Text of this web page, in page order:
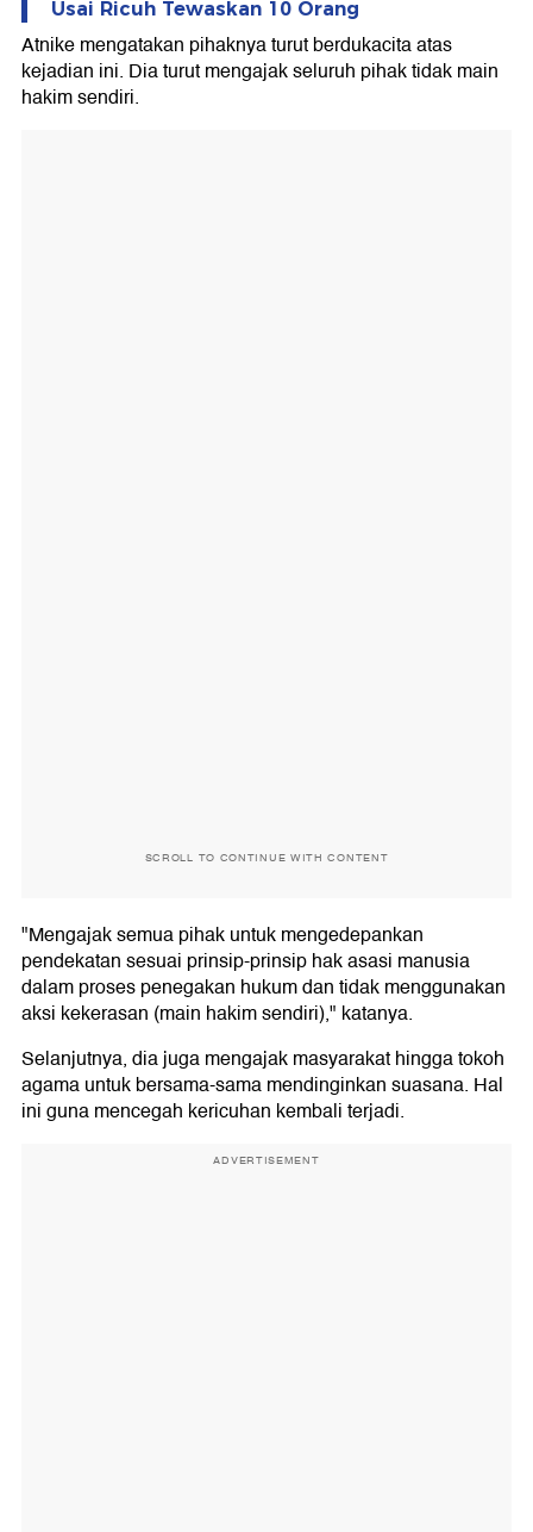
Usai Ricuh Tewaskan 10 Orang
Atnike mengatakan pihaknya turut berdukacita atas
kejadian ini. Dia turut mengajak seluruh pihak tidak main
hakim sendiri.
SCROLL TO CONTINUE WITH CONTENT
"Mengajak semua pihak untuk mengedepankan
pendekatan sesuai prinsip-prinsip hak asasi manusia
dalam proses penegakan hukum dan tidak menggunakan
aksi kekerasan (main hakim sendiri)," katanya.
Selanjutnya, dia juga mengajak masyarakat hingga tokoh
agama untuk bersama-sama mendinginkan suasana. Hal
ini guna mencegah kericuhan kembali terjadi.
ADVERTISEMENT